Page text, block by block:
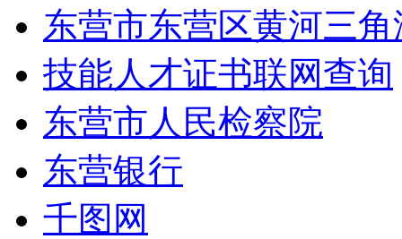
东营市东营区黄河三
技能人才证书联网查询
东营市人民检察院
东营银行
千图网